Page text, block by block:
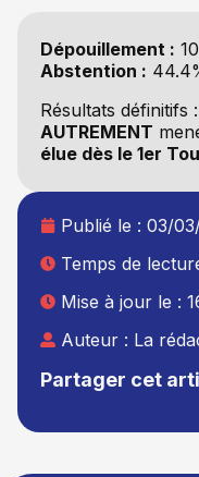
Dépouillement :
Abstention :
Résultats définitifs
AUTREMENT
élue dès le 1er
Partager cet
Publié le : 03/
Temps de
Mise à jour le :
Auteur : La